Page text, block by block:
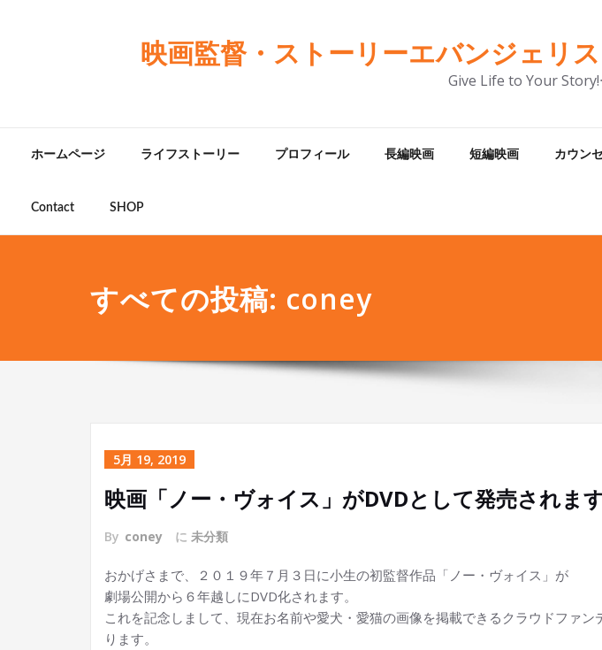
映画監督・ストーリーエバンジェリ
Give Life to Your
ホームページ ライフストーリー プロフィール 長編映画 短編映画 カウン
Contact SHOP
すべての投稿: coney
5月 19, 2019
映画「ノー・ヴォイス」がDVDとして発売されま
By coney に 未分類
おかげさまで、２０１９年７月３日に小生の初監督作品「ノー・ヴォイス」が
劇場公開から６年越しにDVD化されます。
これを記念しまして、現在お名前や愛犬・愛猫の画像を掲載できるクラウドファン
ります。